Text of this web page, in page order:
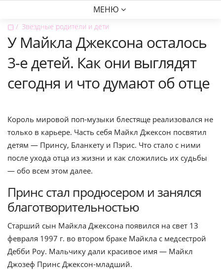
МЕНЮ
▢ Звездные родители и дети
У Майкла Джексона осталось
3-е детей. Как они выглядят
сегодня и что думают об отце
Король мировой поп-музыки блестяще реализовался не
только в карьере. Часть себя Майкл Джексон посвятил
детям — Принсу, Бланкету и Пэрис. Что стало с ними
после ухода отца из жизни и как сложились их судьбы
— обо всем этом далее.
Принс стал продюсером и занялся
благотворительностью
Старший сын Майкла Джексона появился на свет 13
февраля 1997 г. во втором браке Майкла с медсестрой
Дебби Роу. Мальчику дали красивое имя — Майкл
Джозеф Принс Джексон-младший.